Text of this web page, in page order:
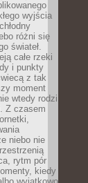
wyjścia
różni się
świateł.
całe rzeki
i punkty
z tak
moment
wtedy rodzi
Z czasem
niebo nie
rytm pór
kiedy